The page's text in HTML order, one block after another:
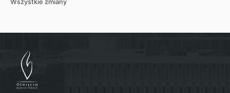
Wszystkie zmiany